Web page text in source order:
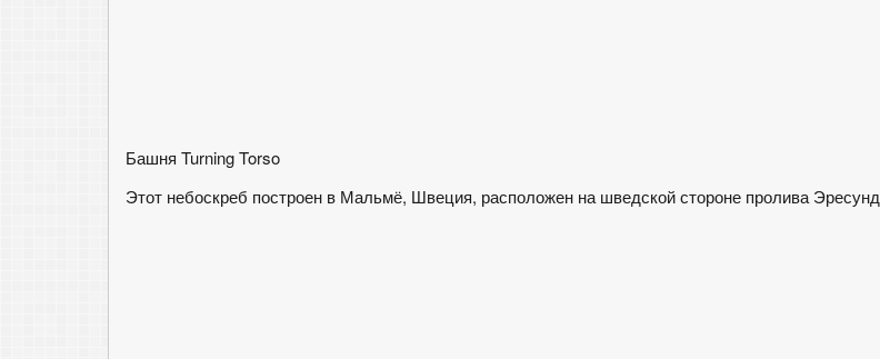
Башня Turning Torso
Этот небоскреб построен в Мальмё, Швеция, расположен на шведской стороне пролива Эресунд